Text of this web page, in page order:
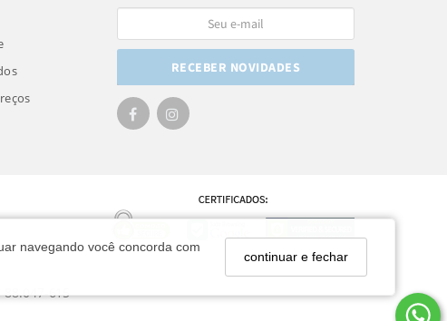
navegando você concorda com
continuar e fechar
RECEBER NOVIDADES
615